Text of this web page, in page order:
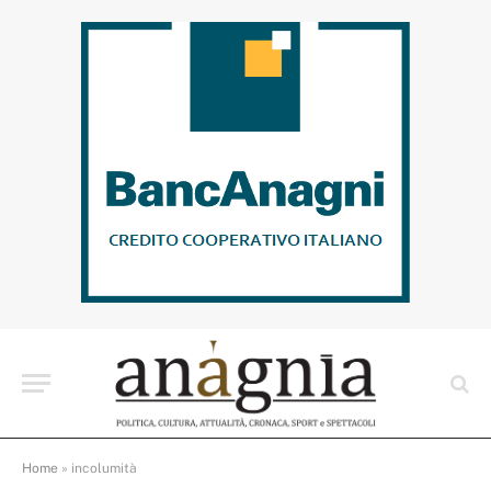
Home » incolumità